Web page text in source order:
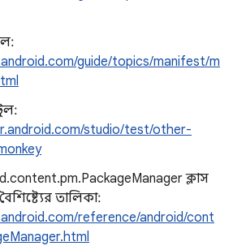
guide/topics/manifest/m
studio/test/other-
ক্লাস
তালিকা:
reference/android/cont